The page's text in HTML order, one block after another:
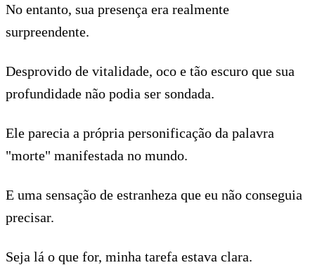
No entanto, sua presença era realmente
surpreendente.
Desprovido de vitalidade, oco e tão escuro que sua
profundidade não podia ser sondada.
Ele parecia a própria personificação da palavra
"morte" manifestada no mundo.
E uma sensação de estranheza que eu não conseguia
precisar.
Seja lá o que for, minha tarefa estava clara.